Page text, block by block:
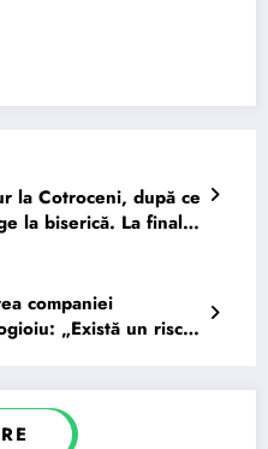
la Cotroceni, după ce
la biserică. La final,
companiei
„Există un risc